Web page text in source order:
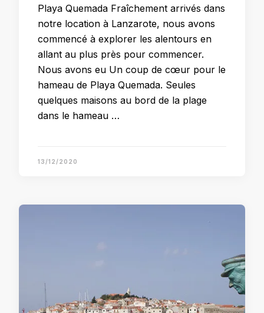
Playa Quemada Fraîchement arrivés dans
notre location à Lanzarote, nous avons
commencé à explorer les alentours en
allant au plus près pour commencer.
Nous avons eu Un coup de cœur pour le
hameau de Playa Quemada. Seules
quelques maisons au bord de la plage
dans le hameau …
13/12/2020